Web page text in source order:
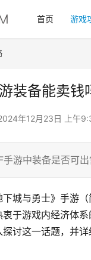
首页 游戏
装备能卖
年12月23日 上午
游中装备是否可
下城与勇士》手游
衷于游戏内经济体
讨这一话题，并